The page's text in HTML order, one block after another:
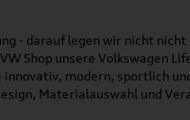
- darauf legen wir nicht
Shop unsere Volkswagen
modern, sportlich
Materialauswahl und